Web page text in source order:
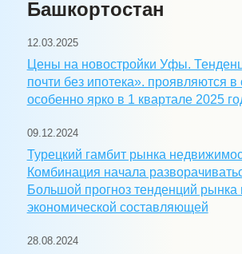
Башкортостан
12.03.2025
Цены на новостройки Уфы.
почти без ипотека». проявляются в
особенно ярко в 1 квартале 2025
09.12.2024
Турецкий гамбит рынка
Комбинация начала
Большой прогноз тенденций рынка
экономической составляющей
28.08.2024